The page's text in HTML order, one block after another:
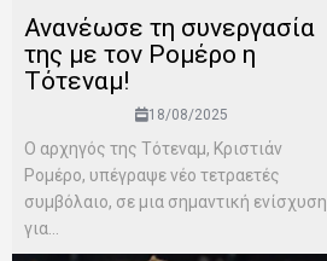
Ανανέωσε τη συνεργασία
της με τον Ρομέρο η
Τότεναμ!
18/08/2025
Ο αρχηγός της Τότεναμ, Κριστιάν
Ρομέρο, υπέγραψε νέο τετραετές
συμβόλαιο, σε μια σημαντική ενίσχυση
για...